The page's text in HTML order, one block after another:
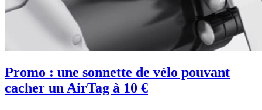
Promo : une sonnette de vélo pouvant
cacher un AirTag à 10 €